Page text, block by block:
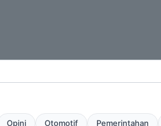
Opini Otomotif Pemerintahan